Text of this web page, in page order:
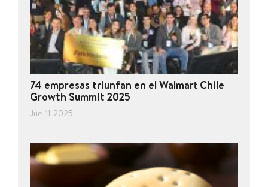
74 empresas triunfan en el Walmart Chile
Growth Summit 2025
Jue-11-2025